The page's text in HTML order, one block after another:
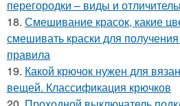
перегородки – виды и
18. Смешивание красок, какие
смешивать краски для
правила
19. Какой крючок нужен для
вещей. Классификация крючков